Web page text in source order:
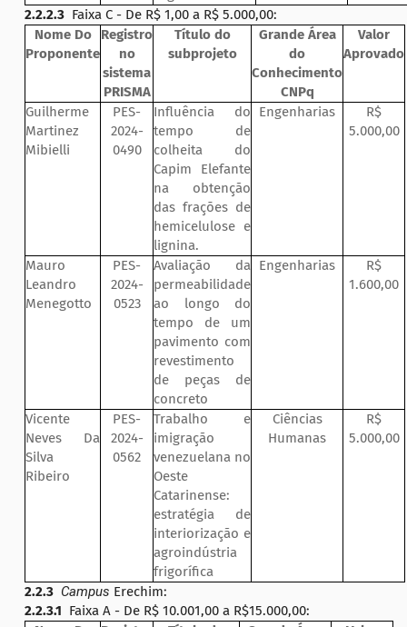
2.2.2.3 Faixa C - De R$ 1,00 a R$ 5.000,00:
Nome Do
Proponente
Registro
no
sistema
PRISMA
Título do
subprojeto
Grande Área
do
Conhecimento
CNPq
Valor
Aprovado
Guilherme
Martinez
Mibielli
PES-
2024-
0490
Influência do
tempo de
colheita do
Capim Elefante
na obtenção
das frações de
hemicelulose e
lignina.
Engenharias
R$
5.000,00
Mauro
Leandro
Menegotto
PES-
2024-
0523
Avaliação da
permeabilidade
ao longo do
tempo de um
pavimento com
revestimento
de peças de
concreto
Engenharias
R$
1.600,00
Vicente
Neves Da
Silva
Ribeiro
PES-
2024-
0562
Trabalho e
imigração
venezuelana no
Oeste
Catarinense:
estratégia de
interiorização e
agroindústria
frigorífica
Ciências
Humanas
R$
5.000,00
2.2.3 Campus Erechim:
2.2.3.1 Faixa A - De R$ 10.001,00 a R$15.000,00: